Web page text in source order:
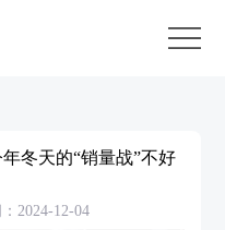
冬天的“销量战”不好
2024-12-04